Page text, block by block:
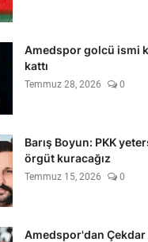
Amedspor golcü ismi
kattı
Temmuz 28, 2026 0
Barış Boyun: PKK
örgüt kuracağız
Temmuz 15, 2026 0
Amedspor'dan Çekdar